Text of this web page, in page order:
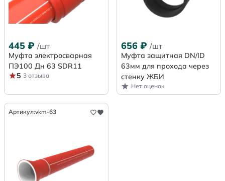
445 ₽ /шт
Муфта электросварная
ПЭ100 Дн 63 SDR11
5 3 отзыва
656 ₽ /шт
Муфта защитная DN/ID
63мм для прохода через
стенку ЖБИ
Нет оценок
Артикул:vkm-63